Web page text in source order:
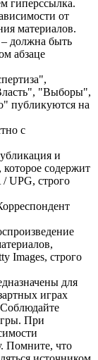
гиперссылка.
от
материалов.
должна быть
абзаце
"Выборы",
публикуются на
с
и
содержит
UPG, строго
Images, строго
для
играх
При
Помните, что